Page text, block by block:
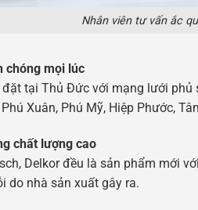
Nhân viên tư vấn ắc
chóng mọi lúc
tại Thủ Đức với mạng lưới
Xuân, Phú Mỹ, Hiệp Phước,
chất lượng cao
Delkor đều là sản phẩm mới
do nhà sản xuất gây ra.